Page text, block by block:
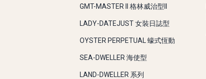
GMT-MASTER II 格林威治型II
LADY-DATEJUST 女裝日誌型
OYSTER PERPETUAL 蠔式恆動
SEA-DWELLER 海使型
LAND-DWELLER 系列